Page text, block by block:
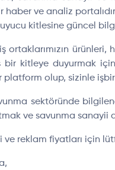
haber ve analiz
kitlesine güncel
ortaklarımızın
bir kitleye duyurmak
platform olup, sizinle
sektöründe
ve savunma sanayii
ve reklam fiyatları için